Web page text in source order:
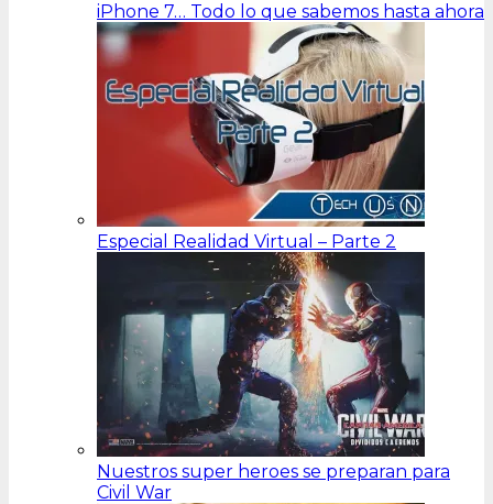
iPhone 7… Todo lo que sabemos hasta ahora
Especial Realidad Virtual – Parte 2
Nuestros super heroes se preparan para
Civil War